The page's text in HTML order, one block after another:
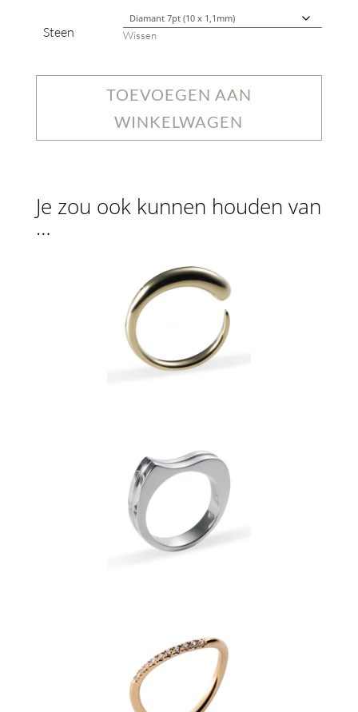
Steen Wissen
TOEVOEGEN AAN
WINKELWAGEN
Je zou ook kunnen houden van
…